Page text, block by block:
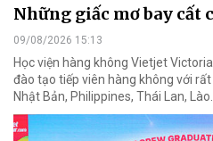
Những giấc mơ bay cất
09/08/2026 15:13
Học viện hàng không Vietjet
đào tạo tiếp viên hàng không với
Nhật Bản, Philippines, Thái Lan, Lào…